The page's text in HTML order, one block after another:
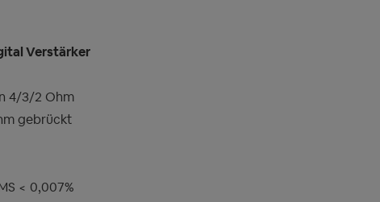
Verstärker
4/3/2 Ohm
gebrückt
< 0,007%